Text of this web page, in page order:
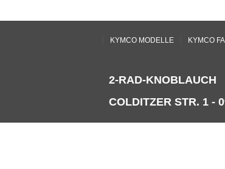
KYMCO MODELLE KYMCO
2-RAD-KNOBLAUCH
COLDITZER STR. 1 -